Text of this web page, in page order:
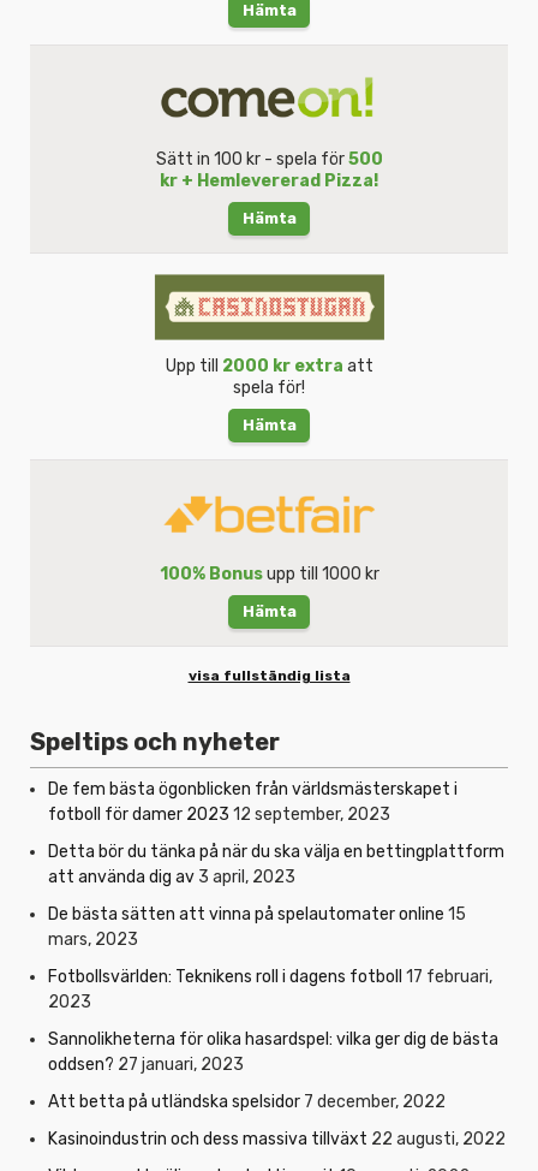
Hämta
Sätt in 100 kr - spela för500
kr + Hemlevererad Pizza!
Hämta
Upp till 2000 kr extra att
spela för!
Hämta
100% Bonusupp till 1000 kr
Hämta
visa fullständig lista
Speltips och nyheter
De fem bästa ögonblicken från världsmästerskapet i
fotboll för damer 2023 12 september, 2023
Detta bör du tänka på när du ska välja en bettingplattform
att använda dig av 3 april, 2023
De bästa sätten att vinna på spelautomater online 15
mars, 2023
Fotbollsvärlden: Teknikens roll i dagens fotboll 17 februari,
2023
Sannolikheterna för olika hasardspel: vilka ger dig de bästa
oddsen? 27 januari, 2023
Att betta på utländska spelsidor 7 december, 2022
Kasinoindustrin och dess massiva tillväxt 22 augusti, 2022